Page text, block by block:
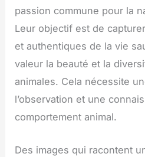
passion commune pour la
Leur objectif est de
et authentiques de la vie
valeur la beauté et la
animales. Cela nécessite
l’observation et une
comportement animal.
Des images qui racontent